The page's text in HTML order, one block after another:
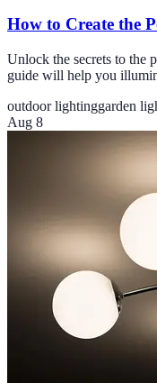
How to Create the
Unlock the secrets to the
guide will help you
outdoor lightinggarden
Aug 8